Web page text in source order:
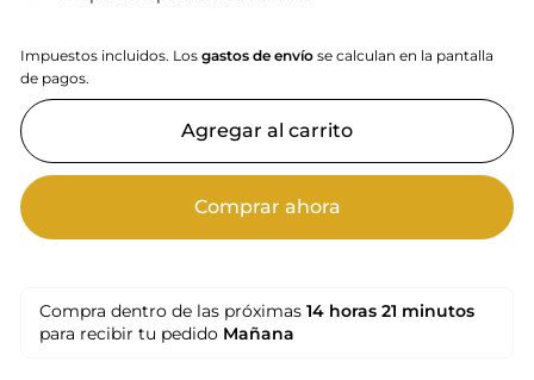
Impuestos incluidos. Los gastos de envío se calculan en la pantalla
de pagos.
Agregar al carrito
Comprar ahora
Compra dentro de las próximas 14 horas 21 minutos
para recibir tu pedido Mañana